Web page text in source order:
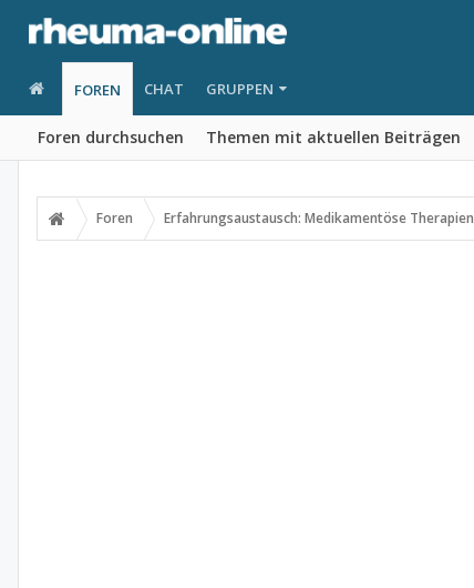
FOREN
Foren durchsuchen Themen mit aktuellen Beiträgen
CHAT GRUPPEN
Foren Erfahrungsaustausch: Medikamentöse Therapien